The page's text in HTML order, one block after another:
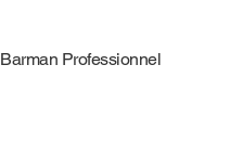
Barman Professionnel